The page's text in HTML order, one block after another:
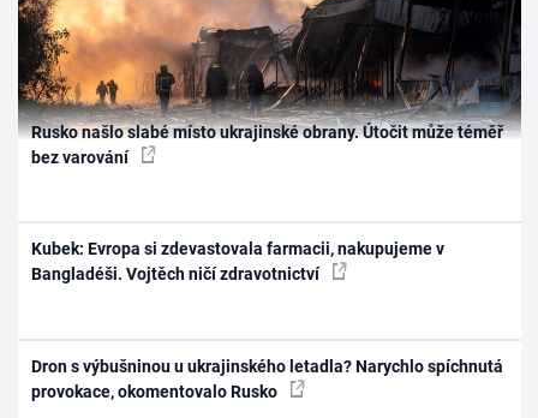
Rusko našlo slabé místo ukrajinské obrany. Útočit může téměř
bez varování
Kubek: Evropa si zdevastovala farmacii, nakupujeme v
Bangladéši. Vojtěch ničí zdravotnictví
Dron s výbušninou u ukrajinského letadla? Narychlo spíchnutá
provokace, okomentovalo Rusko